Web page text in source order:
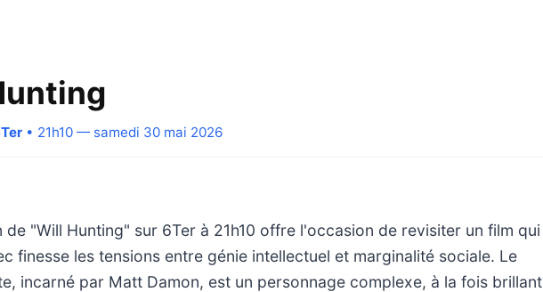
• 21h10 — samedi 30 mai 2026
de "Will Hunting" sur 6Ter à 21h10 offre l'occasion de revisiter un film qui
finesse les tensions entre génie intellectuel et marginalité sociale. Le
incarné par Matt Damon, est un personnage complexe, à la fois brillant